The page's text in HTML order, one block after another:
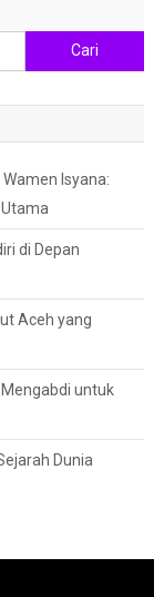
untuk:
Isyana:
di Depan
Aceh yang
untuk
Dunia